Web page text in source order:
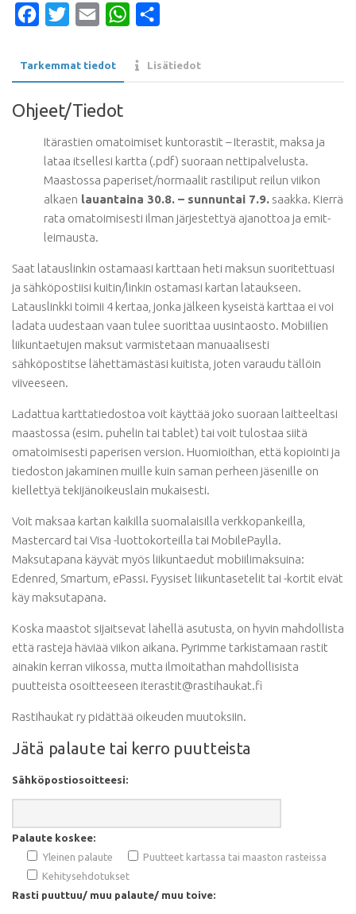
7.9.2025
määrä
FacebookTwitterEmail WhatsApp
Tarkemmat tiedot Lisätiedot
Ohjeet/Tiedot
Itärastien omatoimiset kuntorastit – Iterastit, maksa ja
lataa itsellesi kartta (.pdf) suoraan nettipalvelusta.
Maastossa paperiset/normaalit rastiliput reilun viikon
alkaen lauantaina 30.8. – sunnuntai 7.9. saakka. Kierrä
rata omatoimisesti ilman järjestettyä ajanottoa ja emit-
leimausta.
Saat latauslinkin ostamaasi karttaan heti maksun suoritettuasi
ja sähköpostiisi kuitin/linkin ostamasi kartan lataukseen.
Latauslinkki toimii 4 kertaa, jonka jälkeen kyseistä karttaa ei voi
ladata uudestaan vaan tulee suorittaa uusintaosto. Mobiilien
liikuntaetujen maksut varmistetaan manuaalisesti
sähköpostitse lähettämästäsi kuitista, joten varaudu tällöin
viiveeseen.
Ladattua karttatiedostoa voit käyttää joko suoraan laitteeltasi
maastossa (esim. puhelin tai tablet) tai voit tulostaa siitä
omatoimisesti paperisen version. Huomioithan, että kopiointi ja
tiedoston jakaminen muille kuin saman perheen jäsenille on
kiellettyä tekijänoikeuslain mukaisesti.
Voit maksaa kartan kaikilla suomalaisilla verkkopankeilla,
Mastercard tai Visa -luottokorteilla tai MobilePaylla.
Maksutapana käyvät myös liikuntaedut mobiilimaksuina:
Edenred, Smartum, ePassi. Fyysiset liikuntasetelit tai -kortit eivät
käy maksutapana.
Koska maastot sijaitsevat lähellä asutusta, on hyvin mahdollista
että rasteja häviää viikon aikana. Pyrimme tarkistamaan rastit
ainakin kerran viikossa, mutta ilmoitathan mahdollisista
puutteista osoitteeseen iterastit@rastihaukat.fi
Rastihaukat ry pidättää oikeuden muutoksiin.
Jätä palaute tai kerro puutteista
Sähköpostiosoitteesi:
Palaute koskee:
Yleinen palaute
Puutteet kartassa tai maaston rasteissa
Kehitysehdotukset
Rasti puuttuu/ muu palaute/ muu toive: